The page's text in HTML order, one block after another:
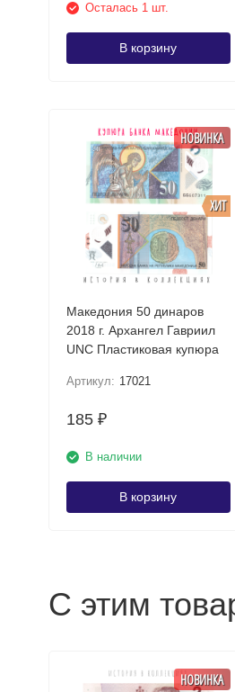
Осталась 1 шт.
В корзину
ХИТ
НОВИНКА
Македония 50 динаров
2018 г. Архангел Гавриил
UNC Пластиковая купюра
Артикул: 17021
185 ₽
В наличии
В корзину
С этим
НОВИНКА